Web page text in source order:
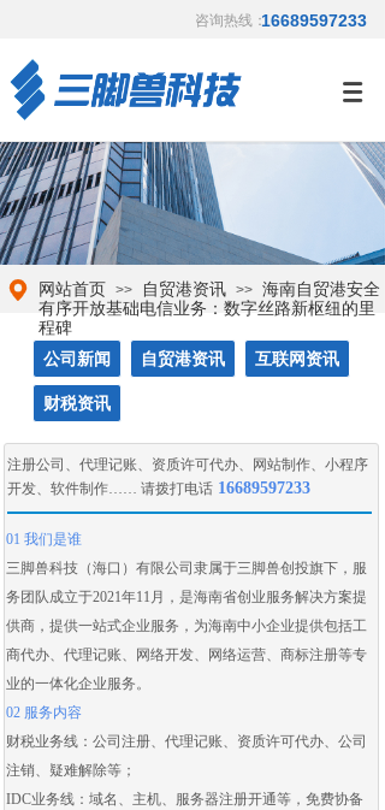
咨询热线：16689597233
网站首页 >> 自贸港资讯 >> 海南自贸港安全
有序开放基础电信业务：数字丝路新枢纽的里
程碑
公司新闻 自贸港资讯 互联网资讯
财税资讯
01 我们是谁
三脚兽科技（海口）有限公司隶属于三脚兽创投旗下，服
务团队成立于2021年11月，是海南省创业服务解决方案提
供商，提供一站式企业服务，为海南中小企业提供包括工
商代办、 代理记账、 网络开发、 网络运营、 商标注册等专
业的一体化企业服务。
02 服务内容
财税业务线： 公司注册、 代理记账、 资质许可代办、 公司
注销、 疑难解除等；
IDC业务线：域名、主机、服务器注册开通等，免费协备
注册公司 、 代理记账、 资质许可代办、 网站制作、 小程序
开发、 软件制作…… 请拨打电话 16689597233